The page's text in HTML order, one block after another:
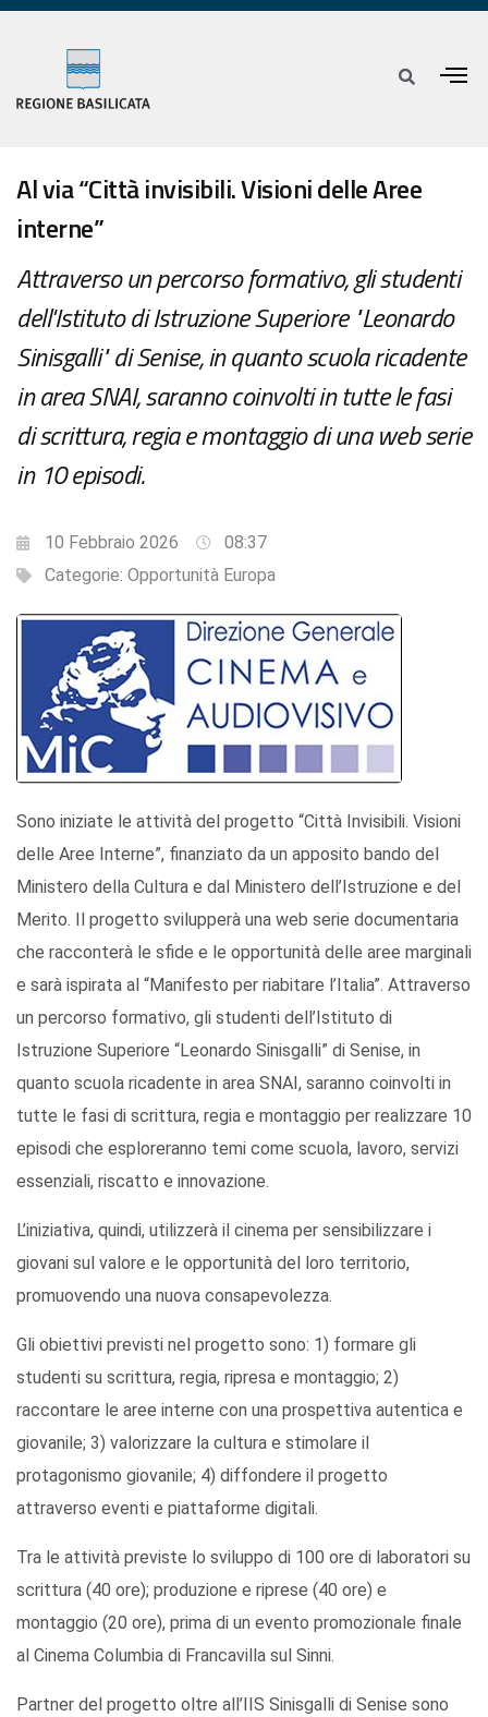
Al via “Città invisibili. Visioni delle Aree
interne”
Attraverso un percorso formativo, gli studenti
dell'Istituto di Istruzione Superiore "Leonardo
Sinisgalli" di Senise, in quanto scuola ricadente
in area SNAI, saranno coinvolti in tutte le fasi
di scrittura, regia e montaggio di una web serie
in 10 episodi.
10 Febbraio 2026
08:37
Categorie: Opportunità Europa
Sono iniziate le attività del progetto “Città Invisibili. Visioni
delle Aree Interne”, finanziato da un apposito bando del
Ministero della Cultura e dal Ministero dell’Istruzione e del
Merito. Il progetto svilupperà una web serie documentaria
che racconterà le sfide e le opportunità delle aree marginali
e sarà ispirata al “Manifesto per riabitare l’Italia”. Attraverso
un percorso formativo, gli studenti dell’Istituto di
Istruzione Superiore “Leonardo Sinisgalli” di Senise, in
quanto scuola ricadente in area SNAI, saranno coinvolti in
tutte le fasi di scrittura, regia e montaggio per realizzare 10
episodi che esploreranno temi come scuola, lavoro, servizi
essenziali, riscatto e innovazione.
L’iniziativa, quindi, utilizzerà il cinema per sensibilizzare i
giovani sul valore e le opportunità del loro territorio,
promuovendo una nuova consapevolezza.
Gli obiettivi previsti nel progetto sono: 1) formare gli
studenti su scrittura, regia, ripresa e montaggio; 2)
raccontare le aree interne con una prospettiva autentica e
giovanile; 3) valorizzare la cultura e stimolare il
protagonismo giovanile; 4) diffondere il progetto
attraverso eventi e piattaforme digitali.
Tra le attività previste lo sviluppo di 100 ore di laboratori su
scrittura (40 ore); produzione e riprese (40 ore) e
montaggio (20 ore), prima di un evento promozionale finale
al Cinema Columbia di Francavilla sul Sinni.
Partner del progetto oltre all’IIS Sinisgalli di Senise sono